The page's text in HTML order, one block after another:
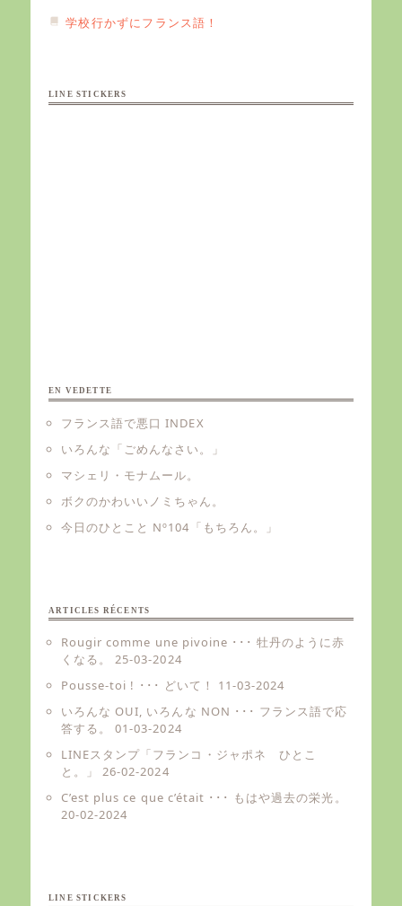
学校行かずにフランス語！
LINE STICKERS
EN VEDETTE
フランス語で悪口 INDEX
いろんな「ごめんなさい。」
マシェリ・モナムール。
ボクのかわいいノミちゃん。
今日のひとこと Nº104「もちろん。」
ARTICLES RÉCENTS
Rougir comme une pivoine ･･･ 牡丹のように赤
くなる。
25-03-2024
Pousse-toi ! ･･･ どいて！
11-03-2024
いろんな OUI, いろんな NON ･･･ フランス語で応
答する。
01-03-2024
LINEスタンプ「フランコ・ジャポネ ひとこ
と。」
26-02-2024
C’est plus ce que c’était ･･･ もはや過去の栄光。
20-02-2024
LINE STICKERS